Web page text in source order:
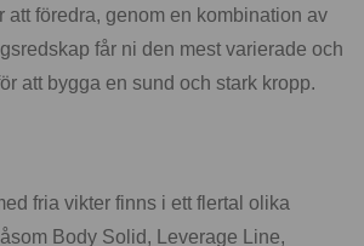
att föredra, genom en kombination av
får ni den mest varierade och
att bygga en sund och stark kropp.
fria vikter finns i ett flertal olika
Body Solid, Leverage Line,